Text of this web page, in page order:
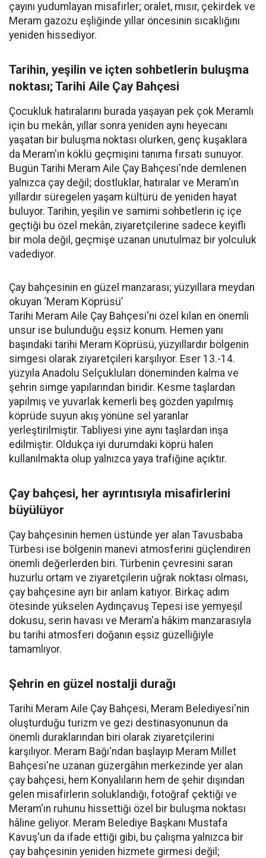
çayını yudumlayan misafirler; oralet, mısır, çekirdek ve
Meram gazozu eşliğinde yıllar öncesinin sıcaklığını
yeniden hissediyor.
Tarihin, yeşilin ve içten sohbetlerin buluşma
noktası; Tarihi Aile Çay Bahçesi
Çocukluk hatıralarını burada yaşayan pek çok Meramlı
için bu mekân, yıllar sonra yeniden aynı heyecanı
yaşatan bir buluşma noktası olurken, genç kuşaklara
da Meram'ın köklü geçmişini tanıma fırsatı sunuyor.
Bugün Tarihi Meram Aile Çay Bahçesi'nde demlenen
yalnızca çay değil; dostluklar, hatıralar ve Meram'ın
yıllardır süregelen yaşam kültürü de yeniden hayat
buluyor. Tarihin, yeşilin ve samimi sohbetlerin iç içe
geçtiği bu özel mekân, ziyaretçilerine sadece keyifli
bir mola değil, geçmişe uzanan unutulmaz bir yolculuk
vadediyor.
Çay bahçesinin en güzel manzarası; yüzyıllara meydan
okuyan ‘Meram Köprüsü’
Tarihi Meram Aile Çay Bahçesi'ni özel kılan en önemli
unsur ise bulunduğu eşsiz konum. Hemen yanı
başındaki tarihi Meram Köprüsü, yüzyıllardır bölgenin
simgesi olarak ziyaretçileri karşılıyor. Eser 13.-14.
yüzyıla Anadolu Selçukluları döneminden kalma ve
şehrin simge yapılarından biridir. Kesme taşlardan
yapılmış ve yuvarlak kemerli beş gözden yapılmış
köprüde suyun akış yönüne sel yaranlar
yerleştirilmiştir. Tabliyesi yine aynı taşlardan inşa
edilmiştir. Oldukça iyi durumdaki köprü halen
kullanılmakta olup yalnızca yaya trafiğine açıktır.
Çay bahçesi, her ayrıntısıyla misafirlerini
büyülüyor
Çay bahçesinin hemen üstünde yer alan Tavusbaba
Türbesi ise bölgenin manevi atmosferini güçlendiren
önemli değerlerden biri. Türbenin çevresini saran
huzurlu ortam ve ziyaretçilerin uğrak noktası olması,
çay bahçesine ayrı bir anlam katıyor. Birkaç adım
ötesinde yükselen Aydınçavuş Tepesi ise yemyeşil
dokusu, serin havası ve Meram'a hâkim manzarasıyla
bu tarihi atmosferi doğanın eşsiz güzelliğiyle
tamamlıyor.
Şehrin en güzel nostalji durağı
Tarihi Meram Aile Çay Bahçesi, Meram Belediyesi'nin
oluşturduğu turizm ve gezi destinasyonunun da
önemli duraklarından biri olarak ziyaretçilerini
karşılıyor. Meram Bağı'ndan başlayıp Meram Millet
Bahçesi'ne uzanan güzergâhın merkezinde yer alan
çay bahçesi, hem Konyalıların hem de şehir dışından
gelen misafirlerin soluklandığı, fotoğraf çektiği ve
Meram'ın ruhunu hissettiği özel bir buluşma noktası
hâline geliyor. Meram Belediye Başkanı Mustafa
Kavuş'un da ifade ettiği gibi, bu çalışma yalnızca bir
çay bahçesinin yeniden hizmete girmesi değil;